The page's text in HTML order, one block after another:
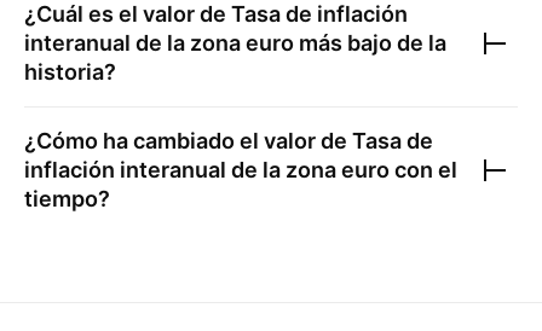
¿Cuál es el valor de Tasa de inflación
interanual de la zona euro más bajo de la
historia?
¿Cómo ha cambiado el valor de Tasa de
inflación interanual de la zona eurocon el
tiempo?